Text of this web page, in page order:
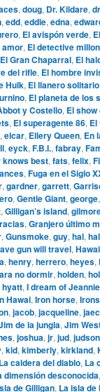
,doug, Dr. Kildare,
,edd,eddie,edna,
, El avispón verde,
amor, El detective
El Gran Chaparral, El
del rifle, El hombre
Hulk, El llanero solitario
, El planeta de los
y Costello, El
, El superagente 86,
,elcar, Ellery Queen, En
,eyck,F.B.I.,fabray,
knows best,fats,felix,
,Fuga en el Siglo
,gardner,garrett,
,Gentle Giant,george
,Gilligan’s island,
,Granjero último
,Gunsmoke,guy,hal,
gun will travel,
,henry,herrero,heyes,
no dormir,holden,
hyatt,I dream of Jeannie
Hawai,Iron horse,
,jacob,jacqueline,
de la jungla,Jim
,joshua,jr,jud,judson
,kid,kimberly,kirkland,
La caldera del diablo, La
dimensión desconocida,
de Gilligan, La isla de